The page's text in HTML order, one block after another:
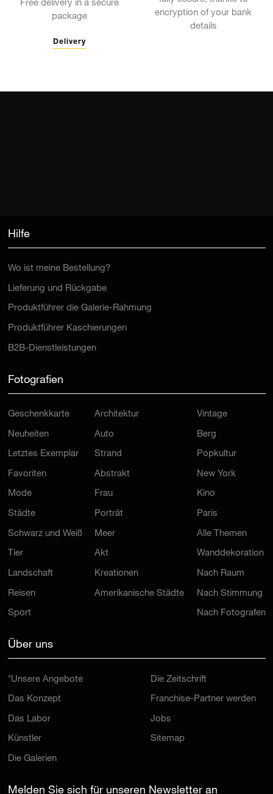
Free delivery in a secure
package
Delivery
encryption of your bank
details
Hilfe
Wo ist meine Bestellung?
Lieferung und Rückgabe
Produktführer die Galerie-Rahmung
Produktführer Kaschierungen
B2B-Dienstleistungen
Fotografien
Geschenkkarte
Neuheiten
Letztes Exemplar
Favoriten
Mode
Städte
Schwarz und Weiß
Tier
Landschaft
Reisen
Sport
Architektur
Auto
Strand
Abstrakt
Frau
Porträt
Meer
Akt
Kreationen
Amerikanische Städte
Vintage
Berg
Popkultur
New York
Kino
Paris
Alle Themen
Wanddekoration
Nach Raum
Nach Stimmung
Nach Fotografen
Über uns
*Unsere Angebote
Das Konzept
Das Labor
Künstler
Die Galerien
Die Zeitschrift
Franchise-Partner werden
Jobs
Sitemap
Melden Sie sich für unseren Newsletter an